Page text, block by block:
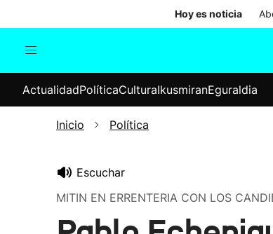
Hoy es noticia
Internacional
Elecciones
ActualidadPolíticaCulturaIkusmiranEguraldia
Inicio Política
Escuchar
MITIN EN ERRENTERIA CON LOS